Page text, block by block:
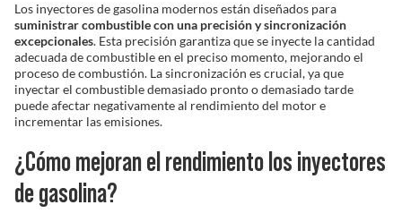
Los inyectores de gasolina modernos están diseñados para
suministrar combustible con una precisión y sincronización
excepcionales. Esta precisión garantiza que se inyecte la cantidad
adecuada de combustible en el preciso momento, mejorando el
proceso de combustión. La sincronización es crucial, ya que
inyectar el combustible demasiado pronto o demasiado tarde
puede afectar negativamente al rendimiento del motor e
incrementar las emisiones.
¿Cómo mejoran el rendimiento los inyectores
de gasolina?